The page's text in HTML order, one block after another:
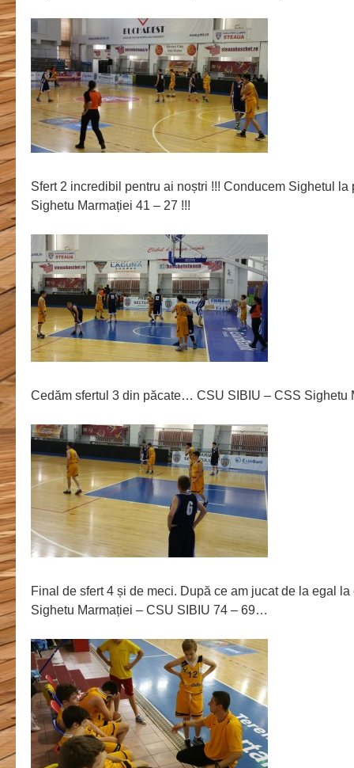
Sfert 2 incredibil pentru ai noștri !!! Conducem Sighetul
Sighetu Marmației 41 – 27 !!!
Cedăm sfertul 3 din păcate… CSU SIBIU – CSS Sighetu
Final de sfert 4 și de meci. După ce am jucat de la egal
Sighetu Marmației – CSU SIBIU 74 – 69…